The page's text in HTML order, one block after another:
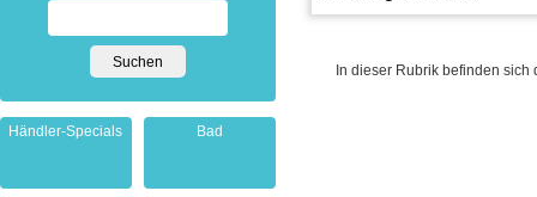
In dieser Rubrik befinden
Händler-Specials Bad